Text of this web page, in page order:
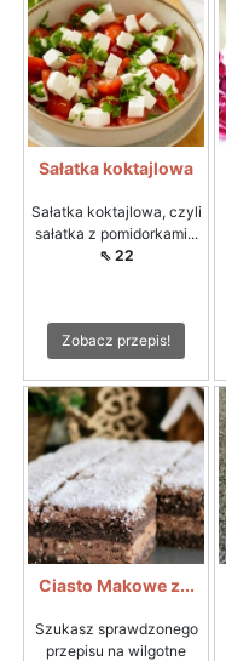
Sałatka koktajlowa
Sałatka koktajlowa, czyli
sałatka z pomidorkami...
⇖ 22
Zobacz przepis!
Ciasto Makowe z...
Szukasz sprawdzonego
przepisu na wilgotne